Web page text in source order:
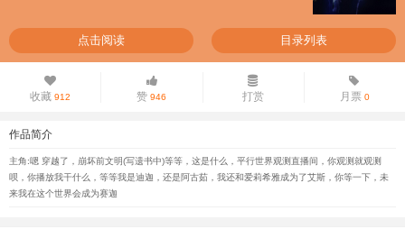
点击阅读 目录列表
收藏 912 赞 946 打赏 月票0
作品简介
主角:嗯 穿越了，崩坏前文明(写遗书中)等等，这是什么，平行世界观测直播间，你观测就观测
呗，你播放我干什么，等等我是迪迦，还是阿古茹，我还和爱莉希雅成为了艾斯，你等一下，未
来我在这个世界会成为赛迦